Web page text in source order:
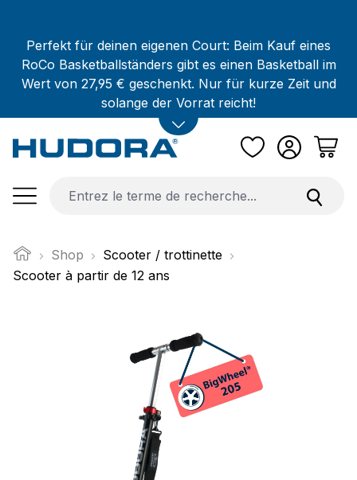
Perfekt für deinen eigenen Court: Beim Kauf eines
RoCo Basketballständers gibt es einen Basketball im
Wert von 27,95 € geschenkt. Nur für kurze Zeit und
solange der Vorrat reicht!
Shop
Scooter / trottinette
Scooter à partir de 12 ans